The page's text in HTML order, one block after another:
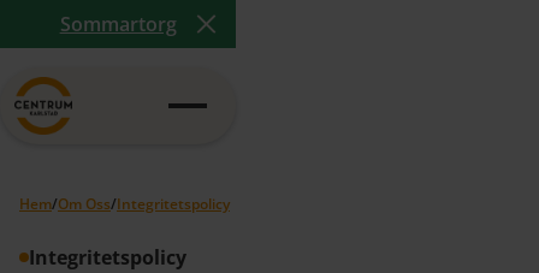
Sommartorg
Close Announcement Banner
Hem/Om Oss/Integritetspolicy
Integritetspolicy